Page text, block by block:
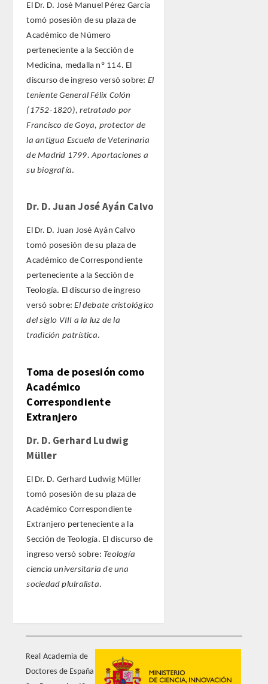
El Dr. D. José Manuel Pérez García
tomó posesión de su plaza de
Académico de Número
perteneciente a la Sección de
Medicina, medalla nº 114. El
discurso de ingreso versó sobre: El
teniente General Félix Colón
(1752-1820), retratado por
Francisco de Goya, protector de
la antigua Escuela de Veterinaria
de Madrid 1799. Aportaciones a
su biografía.
Dr. D. Juan José Ayán Calvo
El Dr. D. Juan José Ayán Calvo
tomó posesión de su plaza de
Académico de Correspondiente
perteneciente a la Sección de
Teología. El discurso de ingreso
versó sobre:El debate cristológico
del siglo VIII a la luz de la
tradición patrística.
Toma de posesión como
Académico
Correspondiente
Extranjero
Dr. D. Gerhard Ludwig
Müller
El Dr. D. Gerhard Ludwig Müller
tomó posesión de su plaza de
Académico Correspondiente
Extranjero perteneciente a la
Sección de Teología. El discurso de
ingreso versó sobre: Teología
ciencia universitaria de una
sociedad plulralista.
Real Academia de
Doctores de España